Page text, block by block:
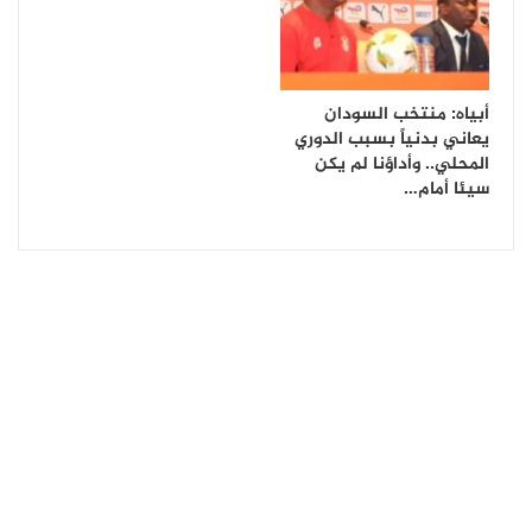
أبياه: منتخب السودان
يعاني بدنياً بسبب الدوري
المحلي.. وأداؤنا لم يكن
سيئا أمام…